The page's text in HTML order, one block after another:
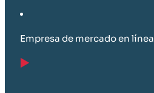
Empresa de mercado en línea